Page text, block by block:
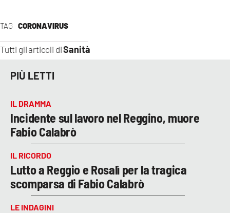
TAG CORONAVIRUS
Tutti gli articoli diSanità
PIÙ LETTI
IL DRAMMA
Incidente sul lavoro nel Reggino, muore
Fabio Calabrò
IL RICORDO
Lutto a Reggio e Rosalì per la tragica
scomparsa di Fabio Calabrò
LE INDAGINI